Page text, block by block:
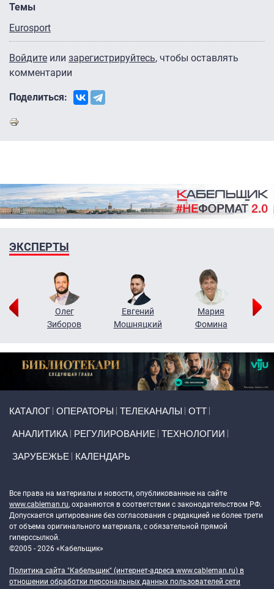
Темы
Eurosport
Войдите или зарегистрируйтесь, чтобы оставлять
комментарии
Поделиться:
ЭКСПЕРТЫ
Олег
Зиборов
Евгений
Мошняцкий
Мария
Фомина
КАТАЛОГ ОПЕРАТОРЫ ТЕЛЕКАНАЛЫ ОТТ
АНАЛИТИКА РЕГУЛИРОВАНИЕ ТЕХНОЛОГИИ
ЗАРУБЕЖЬЕ КАЛЕНДАРЬ
Все права на материалы и новости, опубликованные на сайте
www.cableman.ru, охраняются в соответствии с законодательством РФ.
Допускается цитирование без согласования с редакцией не более трети
от объема оригинального материала, с обязательной прямой
гиперссылкой.
©2005 - 2026 «Кабельщик»
Политика сайта "Кабельщик" (интернет-адреса www.cableman.ru) в
отношении обработки персональных данных пользователей сети